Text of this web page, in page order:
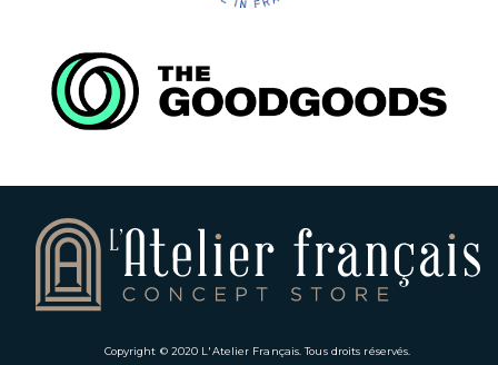
Copyright © 2020 L'Atelier Français . Tous droits réservés.